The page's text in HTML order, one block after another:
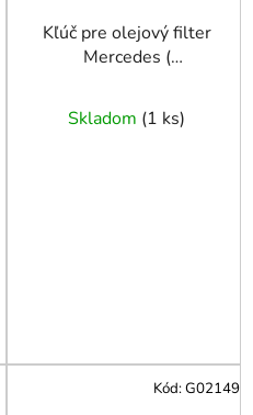
Kľúč pre olejový filter
Mercedes (
74 mm
Skladom (1 ks)
Kód:G02149